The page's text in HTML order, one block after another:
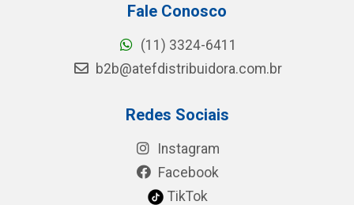
Fale Conosco
(11) 3324-6411
b2b@atefdistribuidora.com.br
Redes Sociais
Instagram
Facebook
TikTok